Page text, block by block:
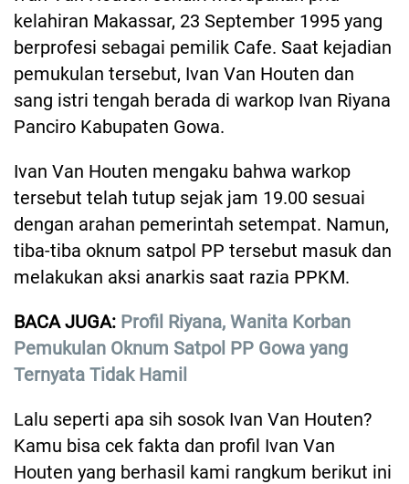
kelahiran Makassar, 23 September 1995 yang
berprofesi sebagai pemilik Cafe. Saat kejadian
pemukulan tersebut, Ivan Van Houten dan
sang istri tengah berada di warkop Ivan Riyana
Panciro Kabupaten Gowa.
Ivan Van Houten mengaku bahwa warkop
tersebut telah tutup sejak jam 19.00 sesuai
dengan arahan pemerintah setempat. Namun,
tiba-tiba oknum satpol PP tersebut masuk dan
melakukan aksi anarkis saat razia PPKM.
BACA JUGA: Profil Riyana, Wanita Korban
Pemukulan Oknum Satpol PP Gowa yang
Ternyata Tidak Hamil
Lalu seperti apa sih sosok Ivan Van Houten?
Kamu bisa cek fakta dan profil Ivan Van
Houten yang berhasil kami rangkum berikut ini